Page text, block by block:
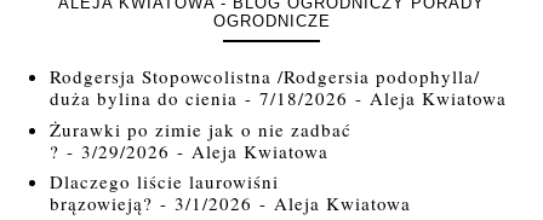
OGRODNICZE
Rodgersja Stopowcolistna /Rodgersia podophylla/
duża bylina do cienia - 7/18/2026 - Aleja Kwiatowa
Żurawki po zimie jak o nie zadbać
? - 3/29/2026 - Aleja Kwiatowa
Dlaczego liście laurowiśni
brązowieją? - 3/1/2026 - Aleja Kwiatowa